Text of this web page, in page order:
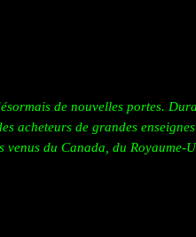
de nouvelles portes.
acheteurs de grandes
venus du Canada, du Royaume-